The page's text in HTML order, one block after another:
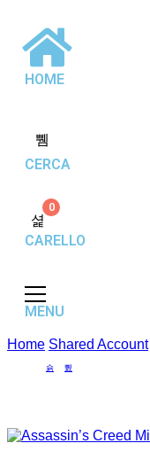
HOME
CERCA
0
CARELLO
MENU
Home Shared Account